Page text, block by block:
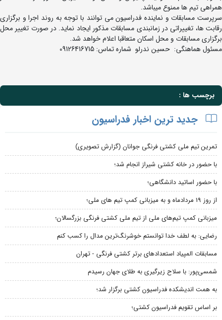
همراهی تیم ها ممنوع میباشد.
سرپرست مسابقات و نماینده فدراسیون می توانند با توجه به روند اجرا و برگزاری
رقابت ها، تغییراتی در زمانبندی مسابقات مذکور ایجاد نماید. در صورت تغییر محل
برگزاری مسابقات و محل اسکان متعاقبا اعلام خواهد شد.
مسئول هماهنگی: حسین ندرلو شماره تماس: 09126416715
برچسب ها :
جدید ترین اخبار فدراسیون
تمرین تیم ملی کشتی فرنگی جوانان (گزارش تصویری)
با حضور در خانه کشتی شیراز انجام شد؛
با حضور اساتید دانشگاهی؛
از روز 19 مردادماه و به میزبانی کمپ تیم های ملی؛
میزبانی کمپ تیم‌های ملی از تیم ملی کشتی فرنگی بزرگسالان؛
رضایی: به لطف خدا توانستم خوشرنگ‌ترین مدال را کسب کنم
مسابقات المپیاد استعدادهای برتر کشتی فرنگی - تهران
شمسی‌پور: با سلاح زیرگیری به طلای جهان رسیدم
به همت اندیشکده فدراسیون کشتی برگزار شد؛
بر اساس تقویم فدراسیون کشتی؛